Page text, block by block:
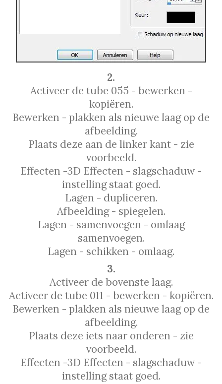
2.
Activeer de tube 055 - bewerken -
kopiëren.
Bewerken - plakken als nieuwe laag op de
afbeelding.
Plaats deze aan de linker kant - zie
voorbeeld.
Effecten -3D Effecten - slagschaduw -
instelling staat goed.
Lagen - dupliceren.
Afbeelding - spiegelen.
Lagen - samenvoegen - omlaag
samenvoegen.
Lagen - schikken - omlaag.
3.
Activeer de bovenste laag.
Activeer de tube 011 - bewerken - kopiëren.
Bewerken - plakken als nieuwe laag op de
afbeelding.
Plaats deze iets naar onderen - zie
voorbeeld.
Effecten -3D Effecten - slagschaduw -
instelling staat goed.